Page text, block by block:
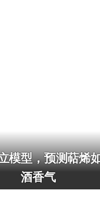
模型，预测萜烯
酒香气